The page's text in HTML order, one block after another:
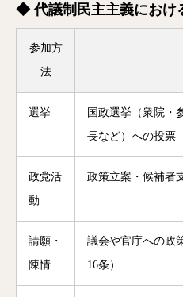
◆ 代議制民主主義におけ
参加方
法
選挙
国政選挙（衆院・
長など）への投票
政党活
動
政策立案・候補者
請願・
陳情
議会や官庁への政
16条）